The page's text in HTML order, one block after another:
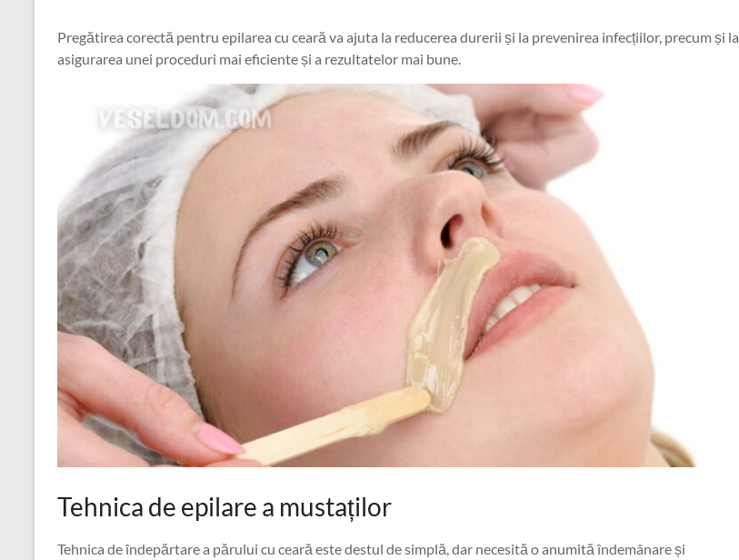
Pregătirea corectă pentru epilarea cu ceară va ajuta la reducerea durerii și la prevenirea infecțiilor, precum și la
asigurarea unei proceduri mai eficiente și a rezultatelor mai bune.
Tehnica de epilare a mustaților
Tehnica de îndepărtare a părului cu ceară este destul de simplă, dar necesită o anumită îndemânare și